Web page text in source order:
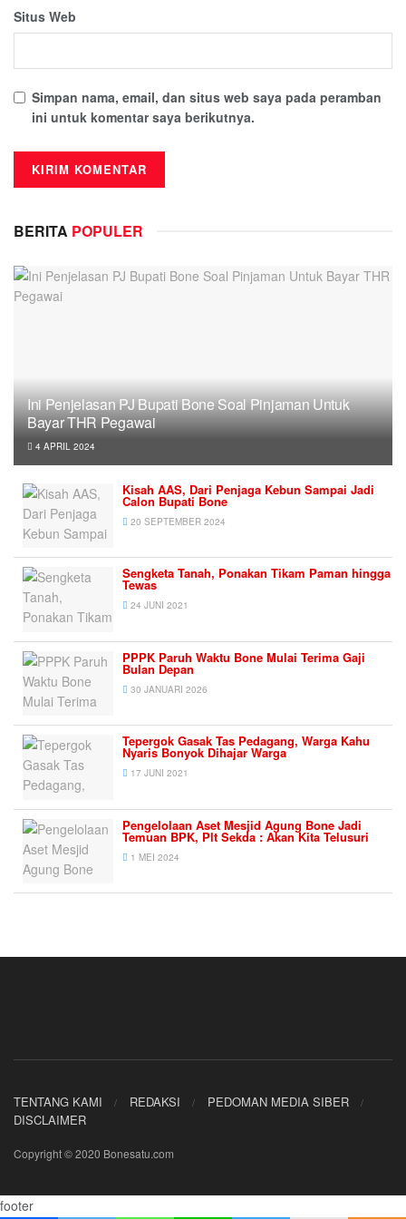
Situs Web
Simpan nama, email, dan situs web saya pada peramban
ini untuk komentar saya berikutnya.
BERITA POPULER
Ini Penjelasan PJ Bupati Bone Soal Pinjaman Untuk
Bayar THR Pegawai
4 APRIL 2024
Kisah AAS, Dari Penjaga Kebun Sampai Jadi
Calon Bupati Bone
20 SEPTEMBER 2024
Sengketa Tanah, Ponakan Tikam Paman hingga
Tewas
24 JUNI 2021
PPPK Paruh Waktu Bone Mulai Terima Gaji
Bulan Depan
30 JANUARI 2026
Tepergok Gasak Tas Pedagang, Warga Kahu
Nyaris Bonyok Dihajar Warga
17 JUNI 2021
Pengelolaan Aset Mesjid Agung Bone Jadi
Temuan BPK, Plt Sekda : Akan Kita Telusuri
1 MEI 2024
TENTANG KAMI REDAKSI
PEDOMAN MEDIA SIBER
DISCLAIMER
Copyright © 2020 Bonesatu.com
footer